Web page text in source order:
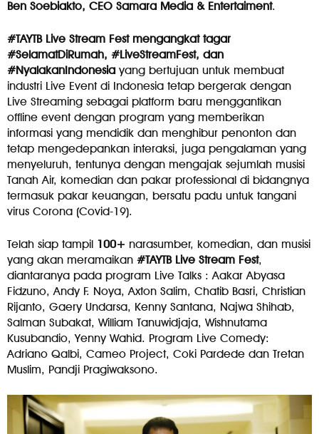
Ben Soebiakto, CEO Samara Media & Entertaiment.
#TAYTB Live Stream Fest mengangkat tagar
#SelamatDiRumah, #LiveStreamFest, dan
#NyalakanIndonesia yang bertujuan untuk membuat
industri Live Event di Indonesia tetap bergerak dengan
Live Streaming sebagai platform baru menggantikan
offline event dengan program yang memberikan
informasi yang mendidik dan menghibur penonton dan
tetap mengedepankan interaksi, juga pengalaman yang
menyeluruh, tentunya dengan mengajak sejumlah musisi
Tanah Air, komedian dan pakar professional di bidangnya
termasuk pakar keuangan, bersatu padu untuk tangani
virus Corona (Covid-19).
Telah siap tampil 100+ narasumber, komedian, dan musisi
yang akan meramaikan #TAYTB Live Stream Fest,
diantaranya pada program Live Talks : Aakar Abyasa
Fidzuno, Andy F. Noya, Axton Salim, Chatib Basri, Christian
Rijanto, Gaery Undarsa, Kenny Santana, Najwa Shihab,
Salman Subakat, William Tanuwidjaja, Wishnutama
Kusubandio, Yenny Wahid. Program Live Comedy:
Adriano Qalbi, Cameo Project, Coki Pardede dan Tretan
Muslim, Pandji Pragiwaksono.